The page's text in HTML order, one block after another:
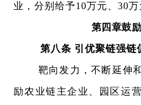
业，分别给予10万元、30万
第四章鼓
第八条 引优聚链强链
靶向发力，不断延伸
励农业链主企业、园区运